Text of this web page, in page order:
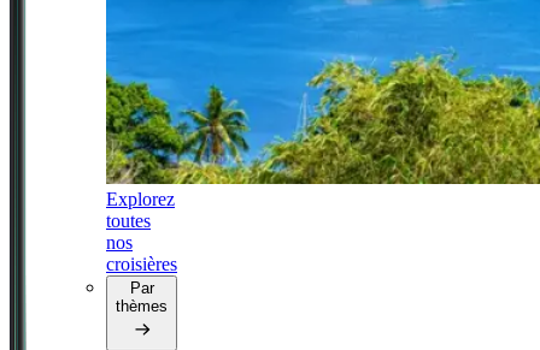
Explorez
toutes
nos
croisières
Par
thèmes